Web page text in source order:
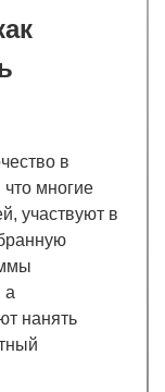
в
что многие
участвуют в
а
нанять